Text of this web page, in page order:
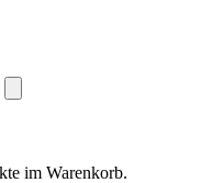
im Warenkorb.